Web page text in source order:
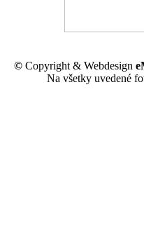
© Copyright & Webdesign
Na všetky uvedené